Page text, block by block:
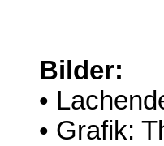
Bilder:
•
• Grafik: